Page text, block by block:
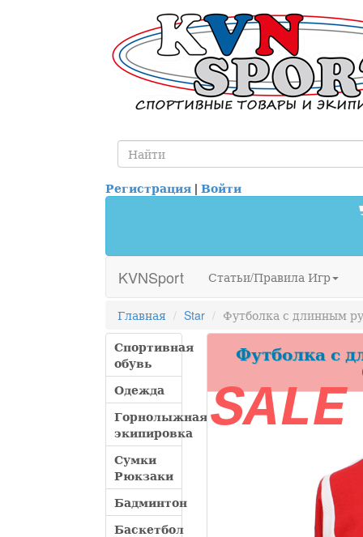
Регистрация | Войти
KVNSport Статьи/Правила Игр
Главная Star
Футболка с длинным
Спортивная
обувь
Одежда
Горнолыжная
экипировка
Сумки
Рюкзаки
Бадминтон
Баскетбол
Футболка с
SALE